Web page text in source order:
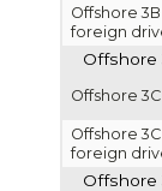
Offshore 3B
foreign
Offshore
Offshore 3C
Offshore 3C
foreign
Offshore